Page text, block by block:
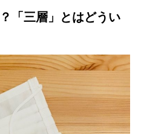
「三層」とはどうい